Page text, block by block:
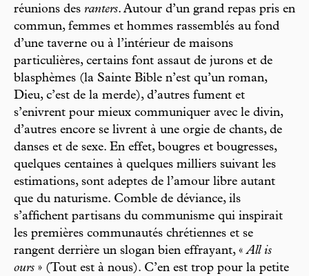
réunions des ranters. Autour d’un grand repas pris en
commun, femmes et hommes rassemblés au fond
d’une taverne ou à l’intérieur de maisons
particulières, certains font assaut de jurons et de
blasphèmes (la Sainte Bible n’est qu’un roman,
Dieu, c’est de la merde), d’autres fument et
s’enivrent pour mieux communiquer avec le divin,
d’autres encore se livrent à une orgie de chants, de
danses et de sexe. En effet, bougres et bougresses,
quelques centaines à quelques milliers suivant les
estimations, sont adeptes de l’amour libre autant
que du naturisme. Comble de déviance, ils
s’affichent partisans du communisme qui inspirait
les premières communautés chrétiennes et se
rangent derrière un slogan bien effrayant, «All is
ours » (Tout est à nous). C’en est trop pour la petite